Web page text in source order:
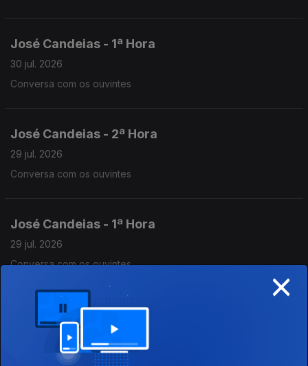
José Candeias - 1ª Hora
30 jul. 2026
Conversa com os ouvintes
José Candeias - 2ª Hora
29 jul. 2026
Conversa com os ouvintes
José Candeias - 1ª Hora
29 jul. 2026
Conversa com os ouvintes
José Candeias - 2ª Hora
Conversa com os ouvintes
×